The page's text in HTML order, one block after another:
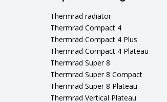
Thermrad radiator
Thermrad Compact 4
Thermrad Compact 4 Plus
Thermrad Compact 4 Plateau
Thermrad Super 8
Thermrad Super 8 Compact
Thermrad Super 8 Plateau
Thermrad Vertical Plateau